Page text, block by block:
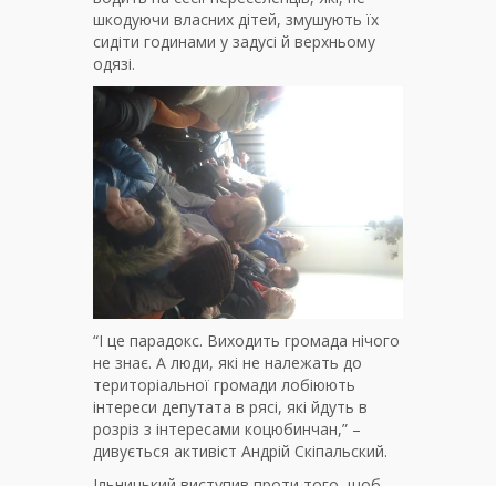
шкодуючи власних дітей, змушують їх
сидіти годинами у задусі й верхньому
одязі.
“І це парадокс. Виходить громада нічого
не знає. А люди, які не належать до
територіальної громади лобіюють
інтереси депутата в рясі, які йдуть в
розріз з інтересами коцюбинчан,” –
дивується активіст Андрій Скіпальский.